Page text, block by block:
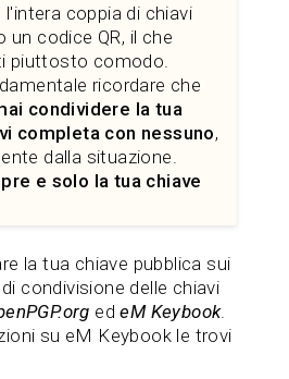
coppia di chiavi
un codice QR, il che
piuttosto comodo.
ricordare che
condividere la tua
completa con nessuno,
dalla situazione.
e solo la tua chiave
la tua chiave pubblica sui
condivisione delle chiavi
edeM Keybook.
su eM Keybook le trovi